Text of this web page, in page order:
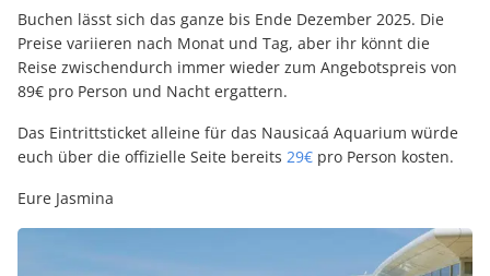
Buchen lässt sich das ganze bis Ende Dezember 2025. Die
Preise variieren nach Monat und Tag, aber ihr könnt die
Reise zwischendurch immer wieder zum Angebotspreis von
89€ pro Person und Nacht ergattern.
Das Eintrittsticket alleine für das Nausicaá Aquarium würde
euch über die offizielle Seite bereits 29€ pro Person kosten.
Eure Jasmina